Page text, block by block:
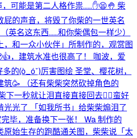
可能是第二人格作祟……✋😫🤚 柴
的声音，将毁了你柴的一世英名
英名这东西……和你柴偶包一样少）
和一众小伙伴」所制作的，观赏图
，建筑水准也很高了！ 咖波，爱
的(⁠ò⁠_⁠ó⁠ˇ⁠)⁠厉害图绘 圣堂、樱花树，
🥳 （还有柴柴突然砍掉角色的
下一秒就让泪直接直接回去🫩，蛮好
光了 「如我所书」给柴柴煽泪了
毕，准备换下一张！ Wa 制作的
原始生存的跑酷通关图，柴柴说「太